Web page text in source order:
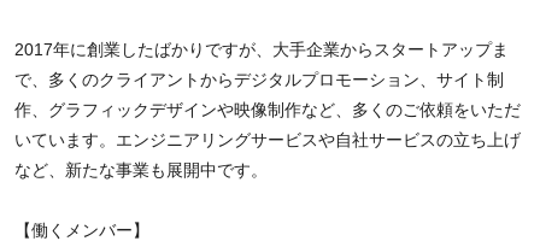
2017年に創業したばかりですが、大手企業からスタートアップま
で、多くのクライアントからデジタルプロモーション、サイト制
作、グラフィックデザインや映像制作など、多くのご依頼をいただ
いています。エンジニアリングサービスや自社サービスの立ち上げ
など、新たな事業も展開中です。
【働くメンバー】